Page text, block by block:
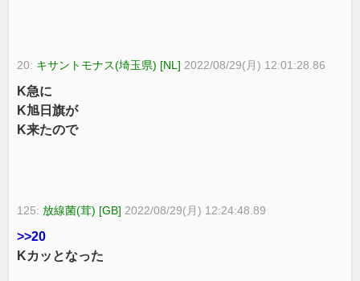
20: キサントモナス(埼玉県) [NL] 2022/08/29(月) 12:01:28.86
K急に
K旭日旗が
K来たので
125:放線菌(茸) [GB] 2022/08/29(月) 12:24:48.89
>>20
Kカッとなった